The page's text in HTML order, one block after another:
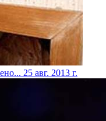
25 авг. 2013 г.